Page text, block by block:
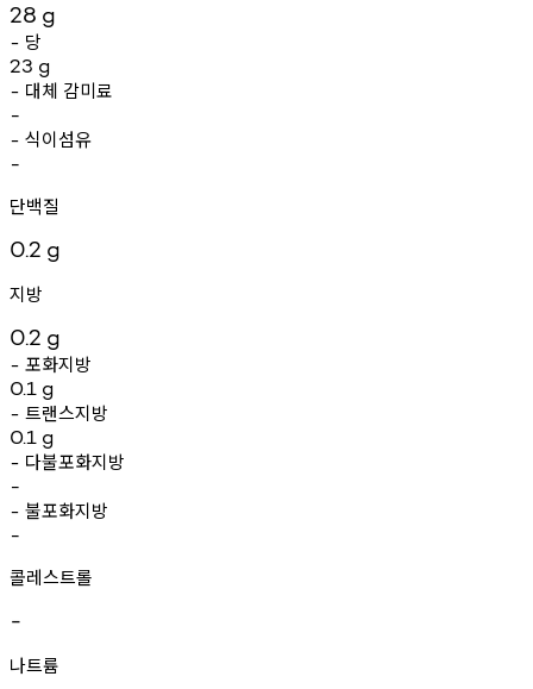
28 g
- 당
23 g
- 대체 감미료
-
- 식이섬유
-
단백질
0.2 g
지방
0.2 g
- 포화지방
0.1 g
- 트랜스지방
0.1 g
- 다불포화지방
-
- 불포화지방
-
콜레스트롤
-
나트륨